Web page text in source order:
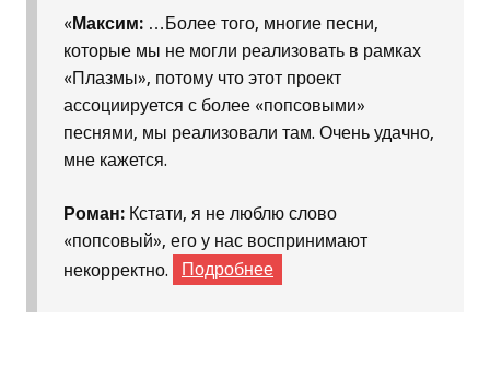
«Максим: …Более того, многие песни,
которые мы не могли реализовать в рамках
«Плазмы», потому что этот проект
ассоциируется с более «попсовыми»
песнями, мы реализовали там. Очень удачно,
мне кажется.
Роман: Кстати, я не люблю слово
«попсовый», его у нас воспринимают
некорректно.
Подробнее